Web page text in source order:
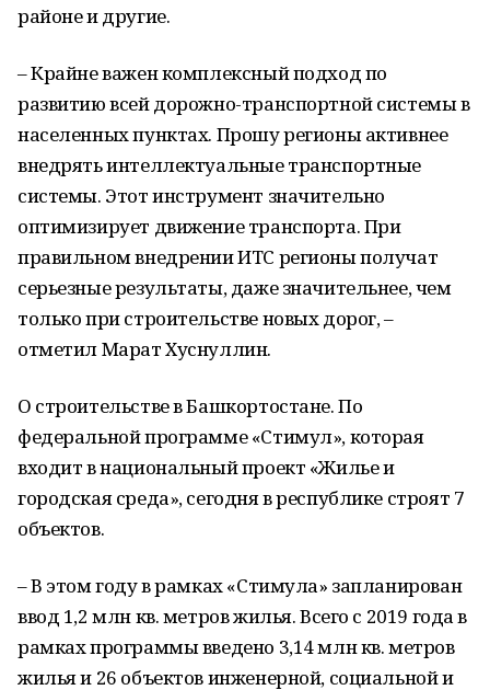
районе и другие.
– Крайне важен комплексный подход по
развитию всей дорожно-транспортной системы в
населенных пунктах. Прошу регионы активнее
внедрять интеллектуальные транспортные
системы. Этот инструмент значительно
оптимизирует движение транспорта. При
правильном внедрении ИТС регионы получат
серьезные результаты, даже значительнее, чем
только при строительстве новых дорог, –
отметил Марат Хуснуллин.
О строительстве в Башкортостане. По
федеральной программе «Стимул», которая
входит в национальный проект «Жилье и
городская среда», сегодня в республике строят 7
объектов.
– В этом году в рамках «Стимула» запланирован
ввод 1,2 млн кв. метров жилья. Всего с 2019 года в
рамках программы введено 3,14 млн кв. метров
жилья и 26 объектов инженерной, социальной и